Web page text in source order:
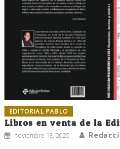
EDITORIAL PABLO
Libros en venta de la
noviembre 13, 2025